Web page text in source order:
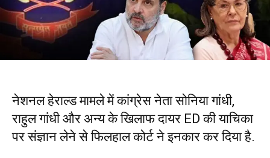
नेशनल हेराल्ड मामले में कांग्रेस नेता सोनिया गांधी,
राहुल गांधी और अन्य के खिलाफ दायर ED की याचिका
पर संज्ञान लेने से फिलहाल कोर्ट ने इनकार कर दिया है.